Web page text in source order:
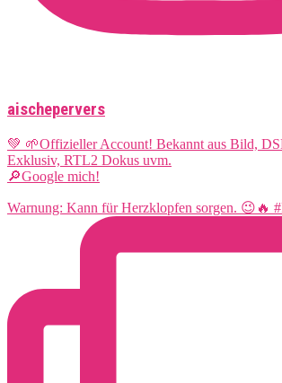
aischepervers
💚 🌱Offizieller Account! Bekannt aus Bild,
Exklusiv, RTL2 Dokus uvm.
🔎Google mich!
Warnung: Kann für Herzklopfen sorgen. 😉🔥